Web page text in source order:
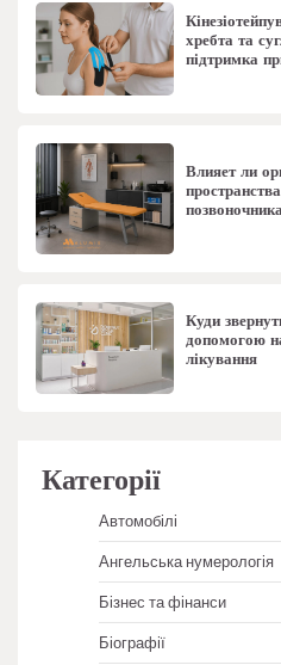
хребта та
підтримка
Влияет ли
Куди
допомогою
лікування
Категорії
Автомобілі
Ангельська нумерологія
Бізнес та фінанси
Біографії